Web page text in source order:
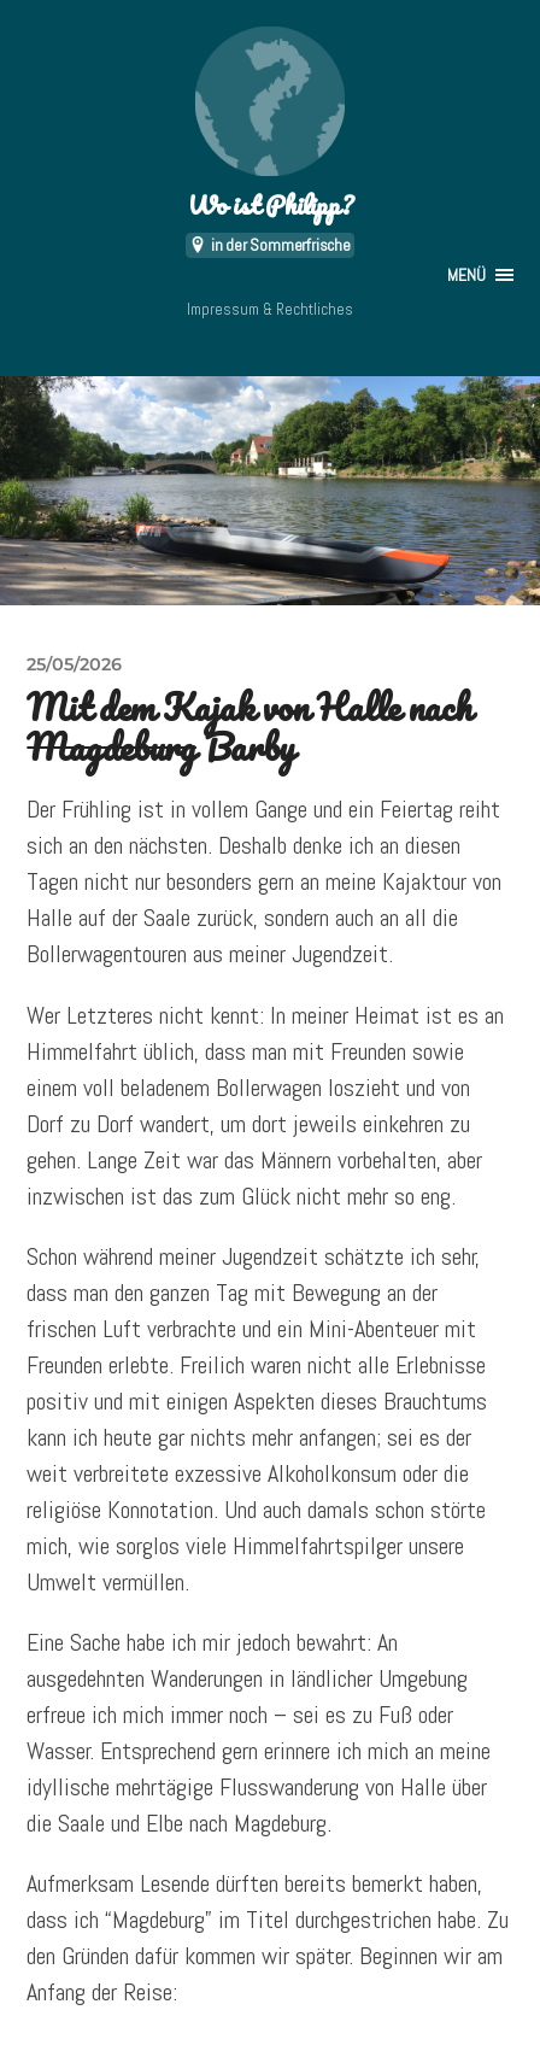
Wo ist Philipp?
in der Sommerfrische
MENÜ
Impressum & Rechtliches
25/05/2026
Mit dem Kajak von Halle nach
MagdeburgBarby
Der Frühling ist in vollem Gange und ein Feiertag reiht
sich an den nächsten. Deshalb denke ich an diesen
Tagen nicht nur besonders gern an meine Kajaktour von
Halle auf der Saale zurück, sondern auch an all die
Bollerwagentouren aus meiner Jugendzeit.
Wer Letzteres nicht kennt: In meiner Heimat ist es an
Himmelfahrt üblich, dass man mit Freunden sowie
einem voll beladenem Bollerwagen loszieht und von
Dorf zu Dorf wandert, um dort jeweils einkehren zu
gehen. Lange Zeit war das Männern vorbehalten, aber
inzwischen ist das zum Glück nicht mehr so eng.
Schon während meiner Jugendzeit schätzte ich sehr,
dass man den ganzen Tag mit Bewegung an der
frischen Luft verbrachte und ein Mini-Abenteuer mit
Freunden erlebte. Freilich waren nicht alle Erlebnisse
positiv und mit einigen Aspekten dieses Brauchtums
kann ich heute gar nichts mehr anfangen; sei es der
weit verbreitete exzessive Alkoholkonsum oder die
religiöse Konnotation. Und auch damals schon störte
mich, wie sorglos viele Himmelfahrtspilger unsere
Umwelt vermüllen.
Eine Sache habe ich mir jedoch bewahrt: An
ausgedehnten Wanderungen in ländlicher Umgebung
erfreue ich mich immer noch – sei es zu Fuß oder
Wasser. Entsprechend gern erinnere ich mich an meine
idyllische mehrtägige Flusswanderung von Halle über
die Saale und Elbe nach Magdeburg.
Aufmerksam Lesende dürften bereits bemerkt haben,
dass ich “Magdeburg” im Titel durchgestrichen habe. Zu
den Gründen dafür kommen wir später. Beginnen wir am
Anfang der Reise: